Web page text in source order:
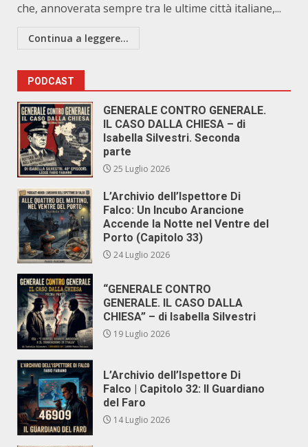
che, annoverata sempre tra le ultime città italiane,...
Continua a leggere...
PODCAST
GENERALE CONTRO GENERALE.
IL CASO DALLA CHIESA – di
Isabella Silvestri. Seconda
parte
25 Luglio 2026
L’Archivio dell’Ispettore Di
Falco: Un Incubo Arancione
Accende la Notte nel Ventre del
Porto (Capitolo 33)
24 Luglio 2026
“GENERALE CONTRO
GENERALE. IL CASO DALLA
CHIESA” – di Isabella Silvestri
19 Luglio 2026
L’Archivio dell’Ispettore Di
Falco | Capitolo 32: Il Guardiano
del Faro
14 Luglio 2026